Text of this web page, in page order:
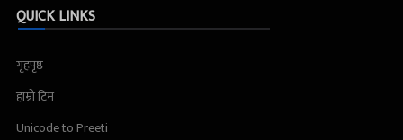
QUICK LINKS
गृहपृष्ठ
हाम्रो टिम
Unicode to Preeti